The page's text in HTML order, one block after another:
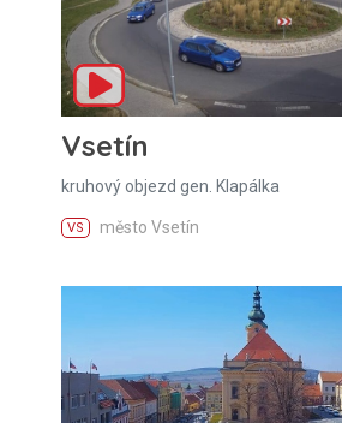
Vsetín
kruhový objezd gen. Klapálka
VS město Vsetín